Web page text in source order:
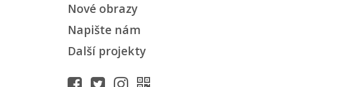
Nové obrazy
Napište nám
Další projekty